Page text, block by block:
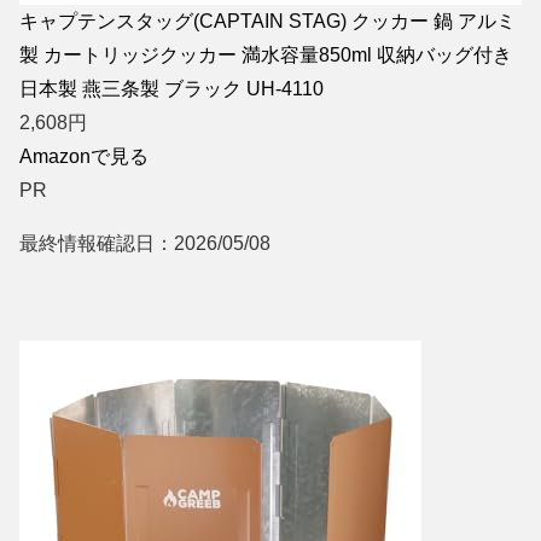
キャプテンスタッグ(CAPTAIN STAG) クッカー 鍋 アルミ
製 カートリッジクッカー 満水容量850ml 収納バッグ付き
日本製 燕三条製 ブラック UH-4110
2,608円
Amazonで見る
PR
最終情報確認日：2026/05/08